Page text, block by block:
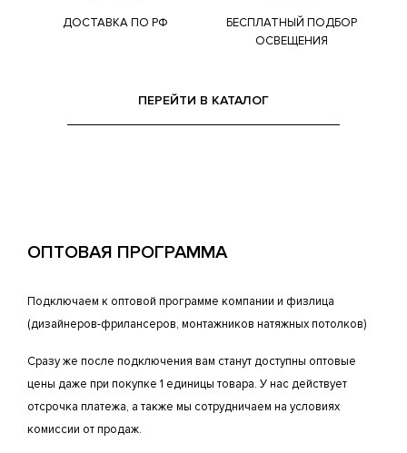
ДОСТАВКА ПО РФ
БЕСПЛАТНЫЙ ПОДБОР
ОСВЕЩЕНИЯ
ПЕРЕЙТИ В КАТАЛОГ
ОПТОВАЯ ПРОГРАММА
Подключаем к оптовой программе компании и физлица
(дизайнеров-фрилансеров, монтажников натяжных потолков)
Сразу же после подключения вам станут доступны оптовые
цены даже при покупке 1 единицы товара. У нас действует
отсрочка платежа, а также мы сотрудничаем на условиях
комиссии от продаж.